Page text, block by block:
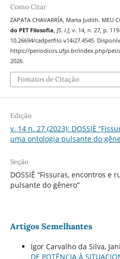
Como Citar
ZAPATA CHAVARRÍA, Marta Judith. MEU
do PET Filosofia, [S. l.], v. 14, n. 27, p.
10.26694/cadpetfilo.v14i27.4545.
https://periodicos.ufpi.br/index.php/pet/
2026.
Fomatos de Citação
Edição
v. 14 n. 27 (2023): DOSSIÈ
uma ontologia pulsante do
Seção
DOSSIÊ “Fissuras, encontros e
pulsante do gênero”
Artigos Semelhantes
Igor Carvalho da Silva,
DE POTÊNCIA À